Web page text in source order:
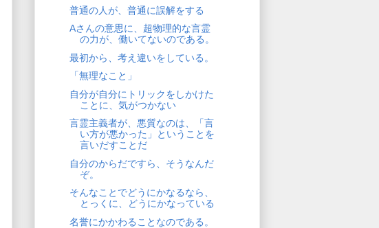
普通の人が、普通に誤解をする
Aさんの意思に、超物理的な言霊
の力が、働いてないのである。
最初から、考え違いをしている。
「無理なこと」
自分が自分にトリックをしかけた
ことに、気がつかない
言霊主義者が、悪質なのは、「言
い方が悪かった」ということを
言いだすことだ
自分のからだですら、そうなんだ
ぞ。
そんなことでどうにかなるなら、
とっくに、どうにかなっている
名誉にかかわることなのである。